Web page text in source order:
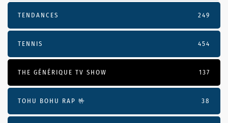
TENDANCES 249
TENNIS 454
THE GÉNÉRIQUE TV SHOW 137
TOHU BOHU RAP 🤟 38